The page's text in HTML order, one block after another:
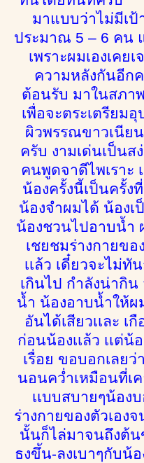
มาแบบว่าไม่มีเ
ประมาณ 5 – 6 คน
เพราะผมเองเค
ความหลังกันอีก
ต้อนรับ มาในสภา
เพื่อจะตระเตรียม
ผิวพรรณขาวเนีย
ครับ งามเด่นเป็น
คนพูดจาดีไพเราะ
น้องครั้งนี้เป็นครั้ง
น้องจำผมได้ น้อง
น้องชวนไปอาบน้ำ
เชยชมร่างกายขอ
เเล้ว เดี๋ยวจะไม่
เกินไป กำลังน่ากิ
น้ำ น้องอาบน้ำให้ผ
อันได้เสียวเเละ
ก่อนน้องเเล้ว เเต่
เรื่อย ขอบอกเลย
นอนคว่ำเหมือนที่เ
เเบบสบายๆน้อง
ร่างกายของตัวเอง
นั้นก็ไล่มาจนถึงต้น
ธงขึ้น-ลงเบาๆกับน้